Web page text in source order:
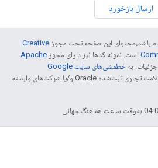
ارسال بازخورد
باشد،‌محتوای این صفحه تحت مجوز Creative
است. نمونه کدها نیز دارای مجوز Apache
به
خطمشی‌های سایت Google
مراجعه کنید. جاوا علامت تجاری ثبت‌شده Oracle و/یا شرکت‌های وابسته